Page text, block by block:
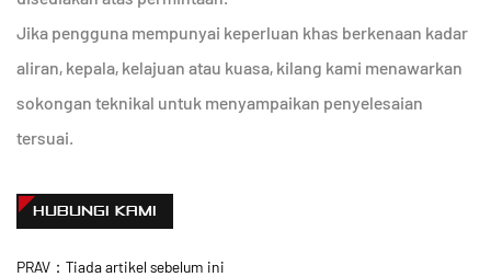
Jika pengguna mempunyai keperluan khas berkenaan kadar
aliran, kepala, kelajuan atau kuasa, kilang kami menawarkan
sokongan teknikal untuk menyampaikan penyelesaian
tersuai.
HUBUNGI KAMI
PRAV：Tiada artikel sebelum ini